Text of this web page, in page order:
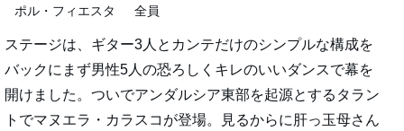
ポル・フィエスタ
全員
ステージは、ギター3人とカンテだけのシンプルな構成を
バックにまず男性5人の恐ろしくキレのいいダンスで幕を
開けました。ついでアンダルシア東部を起源とするタラン
トでマヌエラ・カラスコが登場。見るからに肝っ玉母さん